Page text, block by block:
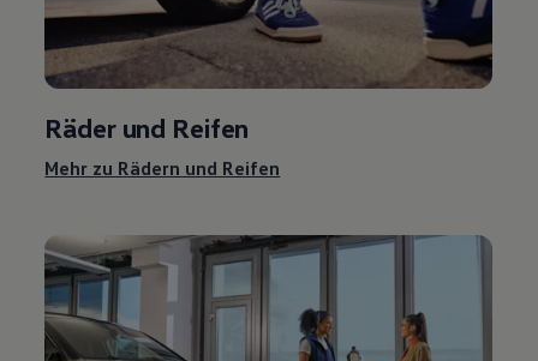
Räder und Reifen
Mehr zu Rädern und Reifen